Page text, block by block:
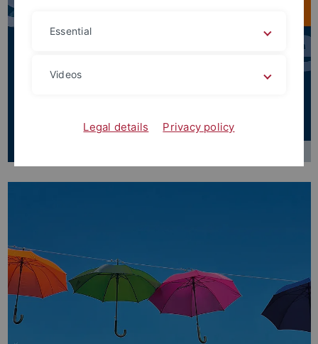
Essential
Videos
Legal details Privacy policy